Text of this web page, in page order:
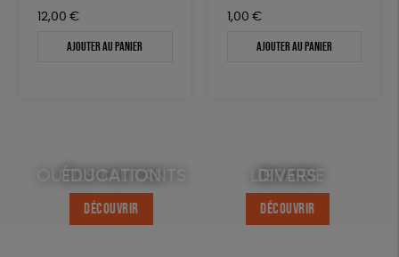
12,00 €
Ajouter au panier
1,00 €
Ajouter au panier
OUTILS MILITANTS
DÉCOUVRIR
LIBRAIRIE
DÉCOUVRIR
ÉDUCATION
DÉCOUVRIR
DIVERS
DÉCOUVRIR